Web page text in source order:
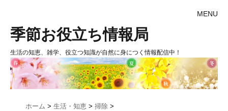
MENU
季節お役立ち情報局
生活の知恵、雑学、役立つ知識が自然に身につく情報配信中！
ホーム > 生活・知恵 > 掃除 >